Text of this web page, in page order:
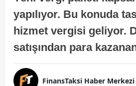
yapılıyor. Bu konuda
hizmet vergisi geliyor.
satışından para
FinansTaksi Haber Merkezi